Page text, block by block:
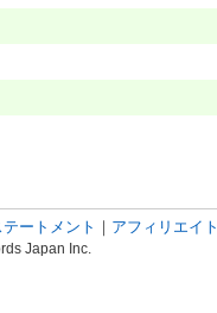
ートメント ｜ アフィリエイト
Japan Inc.